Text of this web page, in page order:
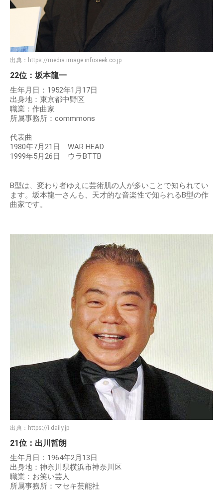
出典： https://media.image.infoseek.co.jp
22位：坂本龍一
生年月日：1952年1月17日
出身地：東京都中野区
職業：作曲家
所属事務所：commmons
代表曲
1980年7月21日 WAR HEAD
1999年5月26日 ウラBTTB
B型は、変わり者ゆえに芸術肌の人が多いことで知られてい
ます。坂本龍一さんも、天才的な音楽性で知られるB型の作
曲家です。
出典： https://i.daily.jp
21位：出川哲朗
生年月日：1964年2月13日
出身地：神奈川県横浜市神奈川区
職業：お笑い芸人
所属事務所：マセキ芸能社